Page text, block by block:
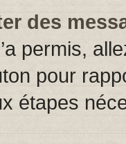
des
permis,
pour
étapes